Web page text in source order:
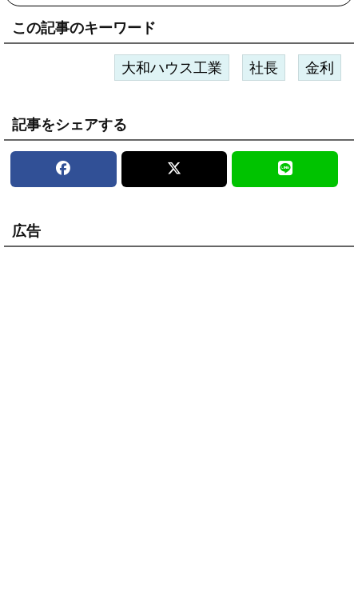
この記事のキーワード
大和ハウス工業 社長 金利
記事をシェアする
広告